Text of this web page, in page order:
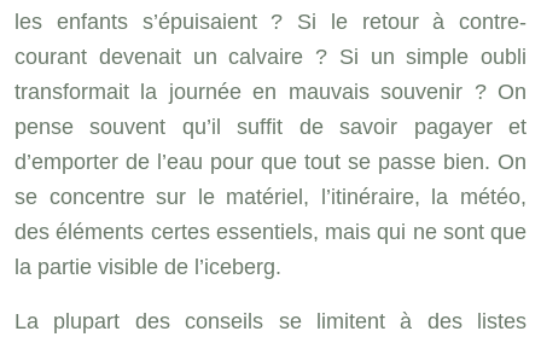
les enfants s’épuisaient ? Si le retour à contre-
courant devenait un calvaire ? Si un simple oubli
transformait la journée en mauvais souvenir ? On
pense souvent qu’il suffit de savoir pagayer et
d’emporter de l’eau pour que tout se passe bien. On
se concentre sur le matériel, l’itinéraire, la météo,
des éléments certes essentiels, mais qui ne sont que
la partie visible de l’iceberg.
La plupart des conseils se limitent à des listes